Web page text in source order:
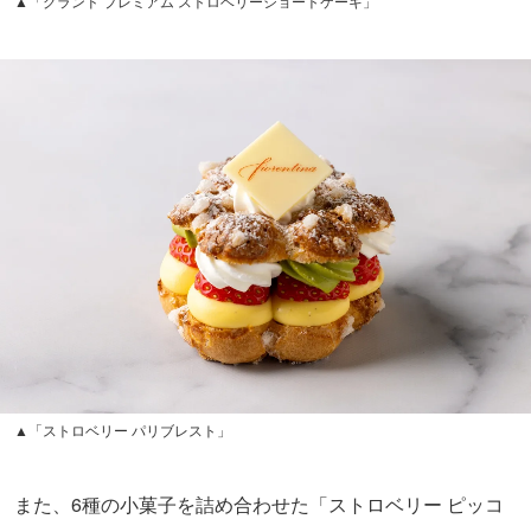
▲「ストロベリー パリブレスト」
また、6種の小菓子を詰め合わせた「ストロベリー ピッコ